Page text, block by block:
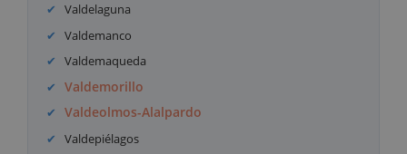
Valdelaguna
Valdemanco
Valdemaqueda
Valdemorillo
Valdeolmos-Alalpardo
Valdepiélagos